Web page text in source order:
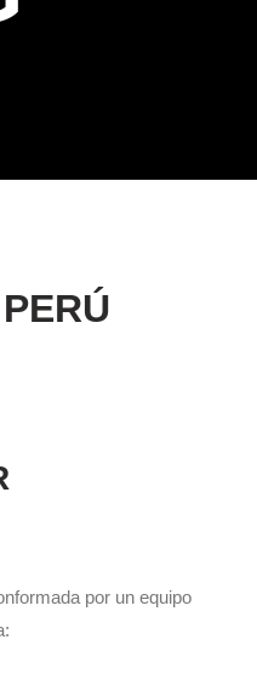
por un equipo